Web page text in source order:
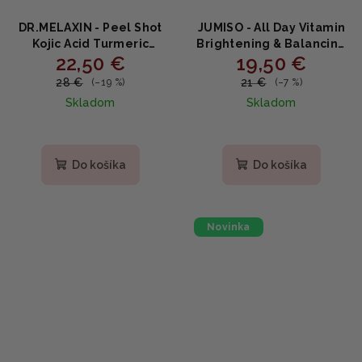
DR.MELAXIN - Peel Shot
Kojic Acid Turmeric
Serum - Rozjasňujúce
peelingové sérum s
kurkumou 80ml
22,50 €
28 € (–19 %)
Skladom
Do košíka
JUMISO - All Day Vitamin
Brightening & Balancing
Facial Serum -
Rozjasňujúce sérum s
vitamínom C 50ml
19,50 €
21 € (–7 %)
Skladom
Do košíka
Novinka